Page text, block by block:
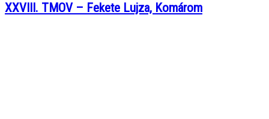
XXVIII. TMOV – Fekete Lujza, Komárom